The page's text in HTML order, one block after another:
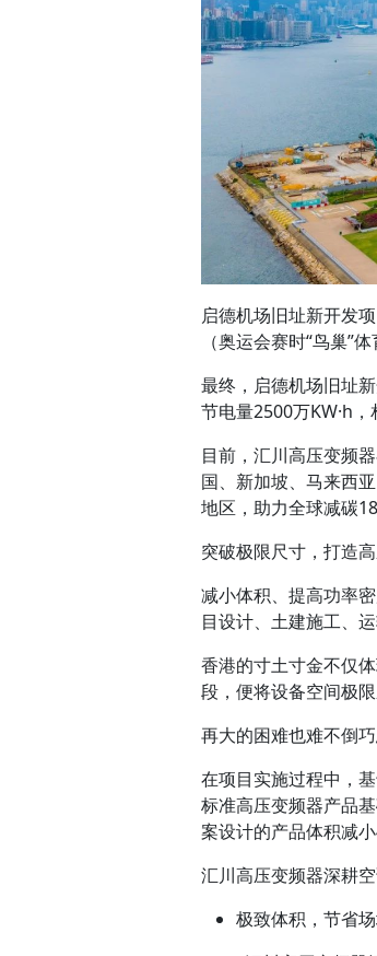
启德机场旧址新开发
（奥运会赛时“鸟巢”
最终，启德机场旧址
节电量2500万KW·h
目前，汇川高压变频
国、新加坡、马来西
地区，助力全球减碳
突破极限尺寸，打造
减小体积、提高功率
目设计、土建施工、
香港的寸土寸金不仅
段，便将设备空间极限
再大的困难也难不倒巧
在项目实施过程中，
标准高压变频器产品
案设计的产品体积减
汇川高压变频器深耕
极致体积，节省